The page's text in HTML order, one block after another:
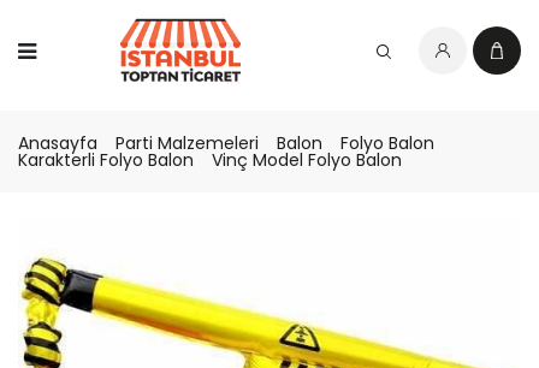
Anasayfa Parti Malzemeleri Balon Folyo Balon
Karakterli Folyo Balon Vinç Model Folyo Balon